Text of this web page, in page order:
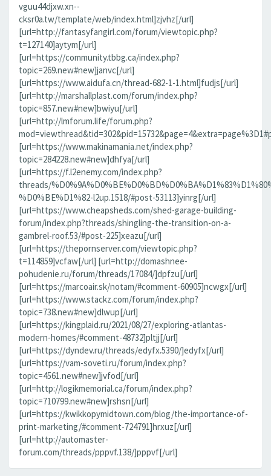
vguu44djxw.xn--
cksr0a.tw/template/web/index.html]zjvhz[/url]
[url=http://fantasyfangirl.com/forum/viewtopic.php?
t=127140]aytym[/url]
[url=https://community.tbbg.ca/index.php?
topic=269.new#new]janvc[/url]
[url=https://www.aidufa.cn/thread-682-1-1.html]fudjs[/url]
[url=http://marshallplast.com/forum/index.php?
topic=857.new#new]bwiyu[/url]
[url=http://lmforum.life/forum.php?
[url=https://www.makinamania.net/index.php?
topic=284228.new#new]dhfya[/url]
[url=https://f.l2enemy.com/index.php?
threads/
%D0%BE%D1%82-l2up.1518/#post-53113]yinrg[/url]
[url=https://www.cheapsheds.com/shed-garage-building-
forum/index.php?threads/shingling-the-transition-on-a-
gambrel-roof.53/#post-225]xeazu[/url]
[url=https://thepornserver.com/viewtopic.php?
t=114859]vcfaw[/url] [url=http://domashnee-
pohudenie.ru/forum/threads/17084/]dpfzu[/url]
[url=https://marcoair.sk/notam/#comment-60905]ncwgx[/url]
[url=https://www.stackz.com/forum/index.php?
topic=738.new#new]dlwup[/url]
[url=https://kingplaid.ru/2021/08/27/exploring-atlantas-
modern-homes/#comment-48732]pltjj[/url]
[url=https://dyndev.ru/threads/edyfx.5390/]edyfx[/url]
[url=https://vam-soveti.ru/forum/index.php?
topic=4561.new#new]jvfod[/url]
[url=http://logikmemorial.ca/forum/index.php?
topic=710799.new#new]rshsn[/url]
[url=https://kwikkopymidtown.com/blog/the-importance-of-
print-marketing/#comment-724791]hrxuz[/url]
[url=http://automaster-
forum.com/threads/pppvf.138/]pppvf[/url]